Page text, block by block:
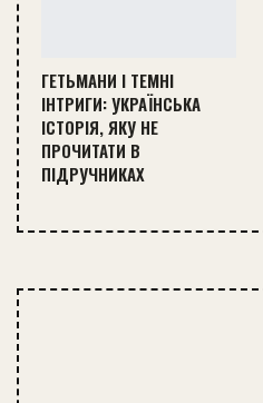
ГЕТЬМАНИ І ТЕМНІ
ІНТРИГИ: УКРАЇНСЬКА
ІСТОРІЯ, ЯКУ НЕ
ПРОЧИТАТИ В
ПІДРУЧНИКАХ